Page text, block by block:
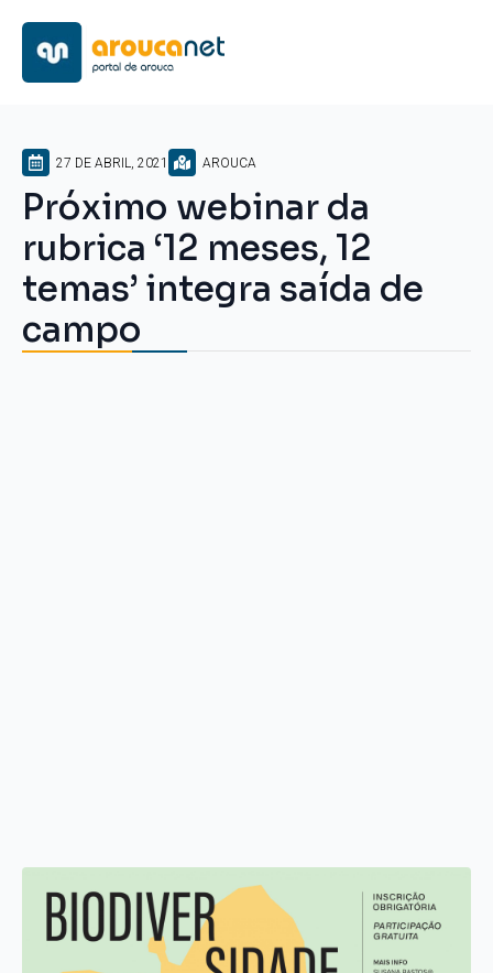
27 DE ABRIL, 2021 AROUCA
Próximo webinar da
rubrica ‘12 meses, 12
temas’ integra saída de
campo